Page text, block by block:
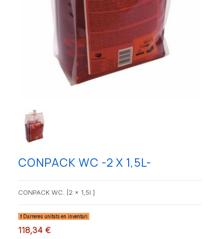
CONPACK WC -2 X 1,5L-
CONPACK WC. [2 x 1,5l.]
Darreres unitats en inventari
118,34 €